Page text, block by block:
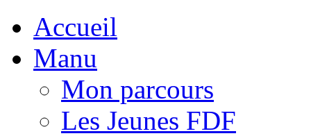
Accueil
Manu
Mon parcours
Les Jeunes FDF